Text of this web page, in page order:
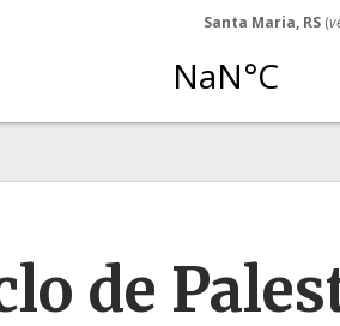
Santa Maria, RS (
de